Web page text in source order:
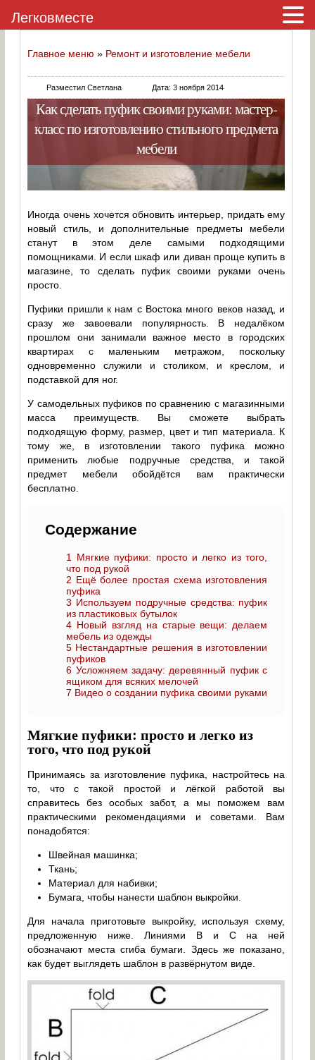
Главное меню » Ремонт и изготовление мебели
Разместил Светлана Дата: 3 ноября 2014
Как сделать пуфик своими руками: мастер-
класс по изготовлению стильного предмета
мебели
Иногда очень хочется обновить интерьер, придать ему
новый стиль, и дополнительные предметы мебели
станут в этом деле самыми подходящими
помощниками. И если шкаф или диван проще купить в
магазине, то сделать пуфик своими руками очень
просто.
Пуфики пришли к нам с Востока много веков назад, и
сразу же завоевали популярность. В недалёком
прошлом они занимали важное место в городских
квартирах с маленьким метражом, поскольку
одновременно служили и столиком, и креслом, и
подставкой для ног.
У самодельных пуфиков по сравнению с магазинными
масса преимуществ. Вы сможете выбрать
подходящую форму, размер, цвет и тип материала. К
тому же, в изготовлении такого пуфика можно
применить любые подручные средства, и такой
предмет мебели обойдётся вам практически
бесплатно.
Содержание
1
Мягкие пуфики: просто и легко из того,
что под рукой
2 Ещё более простая схема изготовления
пуфика
3 Используем подручные средства: пуфик
из пластиковых бутылок
4 Новый взгляд на старые вещи: делаем
мебель из одежды
5 Нестандартные решения в изготовлении
пуфиков
6 Усложняем задачу: деревянный пуфик с
ящиком для всяких мелочей
7 Видео о создании пуфика своими руками
Мягкие пуфики: просто и легко из
того, что под рукой
Принимаясь за изготовление пуфика, настройтесь на
то, что с такой простой и лёгкой работой вы
справитесь без особых забот, а мы поможем вам
практическими рекомендациями и советами. Вам
понадобятся:
Швейная машинка;
Ткань;
Материал для набивки;
Бумага, чтобы нанести шаблон выкройки.
Для начала приготовьте выкройку, используя схему,
предложенную ниже. Линиями В и С на ней
обозначают места сгиба бумаги. Здесь же показано,
как будет выглядеть шаблон в развёрнутом виде.
Легковместе